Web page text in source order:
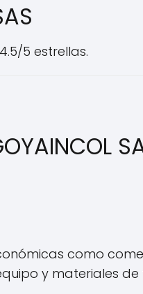
5 estrellas.
económicas como
y materiales